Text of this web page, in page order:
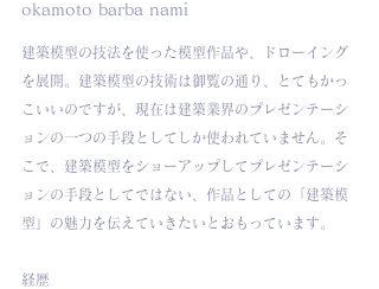
okamoto barba nami
建築模型の技法を使った模型作品や、ドローイング
を展開。建築模型の技術は御覧の通り、とてもかっ
こいいのですが、現在は建築業界のプレゼンテーシ
ョンの一つの手段としてしか使われていません。そ
こで、建築模型をショーアップしてプレゼンテーシ
ョンの手段としてではない、作品としての「建築模
型」の魅力を伝えていきたいとおもっています。
経歴